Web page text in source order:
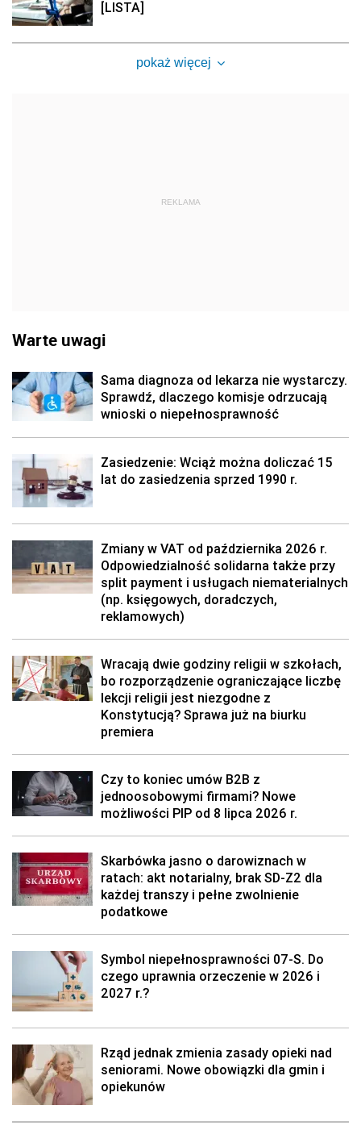
[LISTA]
pokaż więcej
REKLAMA
Warte uwagi
Sama diagnoza od lekarza nie wystarczy.
Sprawdź, dlaczego komisje odrzucają
wnioski o niepełnosprawność
Zasiedzenie: Wciąż można doliczać 15
lat do zasiedzenia sprzed 1990 r.
Zmiany w VAT od października 2026 r.
Odpowiedzialność solidarna także przy
split payment i usługach niematerialnych
(np. księgowych, doradczych,
reklamowych)
Wracają dwie godziny religii w szkołach,
bo rozporządzenie ograniczające liczbę
lekcji religii jest niezgodne z
Konstytucją? Sprawa już na biurku
premiera
Czy to koniec umów B2B z
jednoosobowymi firmami? Nowe
możliwości PIP od 8 lipca 2026 r.
Skarbówka jasno o darowiznach w
ratach: akt notarialny, brak SD-Z2 dla
każdej transzy i pełne zwolnienie
podatkowe
Symbol niepełnosprawności 07-S. Do
czego uprawnia orzeczenie w 2026 i
2027 r.?
Rząd jednak zmienia zasady opieki nad
seniorami. Nowe obowiązki dla gmin i
opiekunów